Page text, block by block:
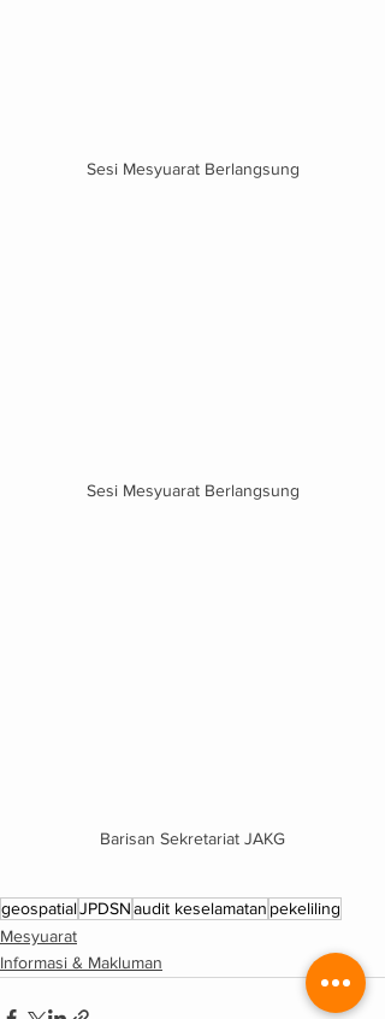
Sesi Mesyuarat Berlangsung
Sesi Mesyuarat Berlangsung
Barisan Sekretariat JAKG
geospatialJPDSNaudit keselamatan pekeliling
Mesyuarat
Informasi & Makluman